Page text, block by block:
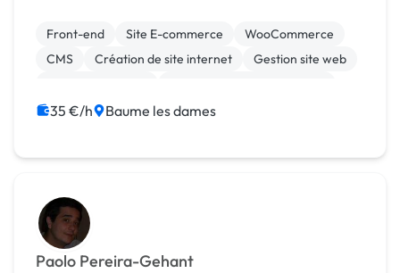
langages HTML5 et CSS3 pour de petits projets
personnels. ...
Front-end Site E-commerce
WooCommerce
CMS
Création de site internet
Gestion site web
WordPress
Référencement, liens
35 €/h Baume les dames
Paolo Pereira-Gehant